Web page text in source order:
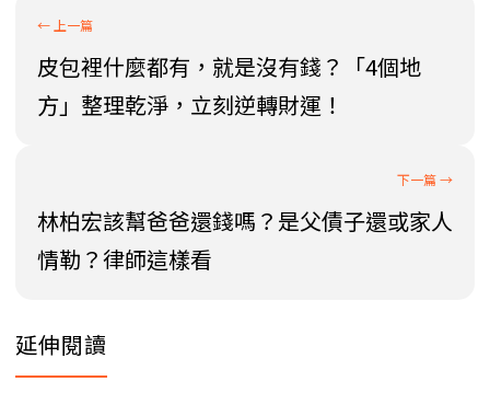
皮包裡什麼都有，就是沒有錢？「4個地
方」整理乾淨，立刻逆轉財運！
林柏宏該幫爸爸還錢嗎？是父債子還或家人
情勒？律師這樣看
延伸閱讀